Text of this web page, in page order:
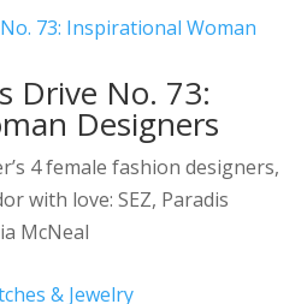
Drive No. 73:
Designers
4 female fashion designers,
with love: SEZ, Paradis
McNeal